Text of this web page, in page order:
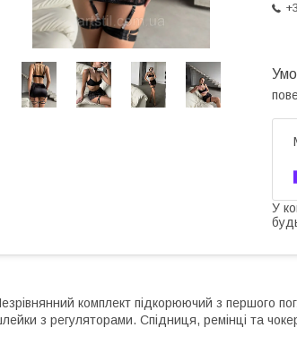
У
комплект підкорюючий з першого
з регуляторами. Спідниця, ремінці та